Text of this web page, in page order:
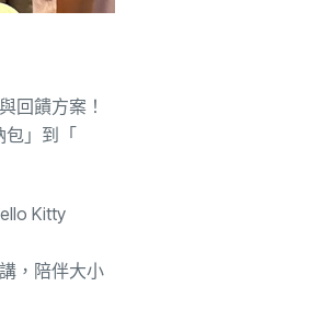
回饋方案！
包」到「
Kitty
，陪伴大小